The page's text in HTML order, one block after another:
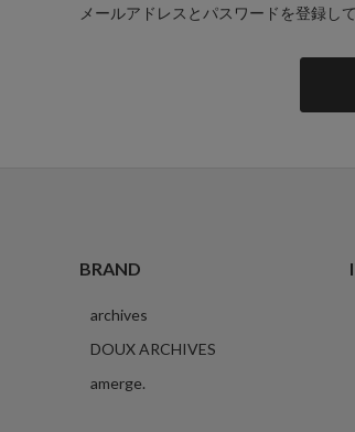
メールアドレスとパスワードを登録し
BRAND
archives
DOUX ARCHIVES
amerge.